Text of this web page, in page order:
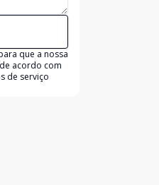
que a nossa
acordo com
de serviço